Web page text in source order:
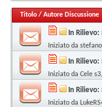
Titolo / Autore Discussione
In Rilievo:
Iniziato da stefano
In Rilievo:
Iniziato da Cele s3
In Rilievo:
Iniziato da